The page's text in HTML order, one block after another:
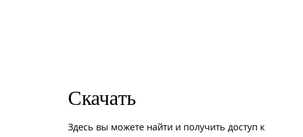
Скачать
Здесь вы можете найти и получить доступ к